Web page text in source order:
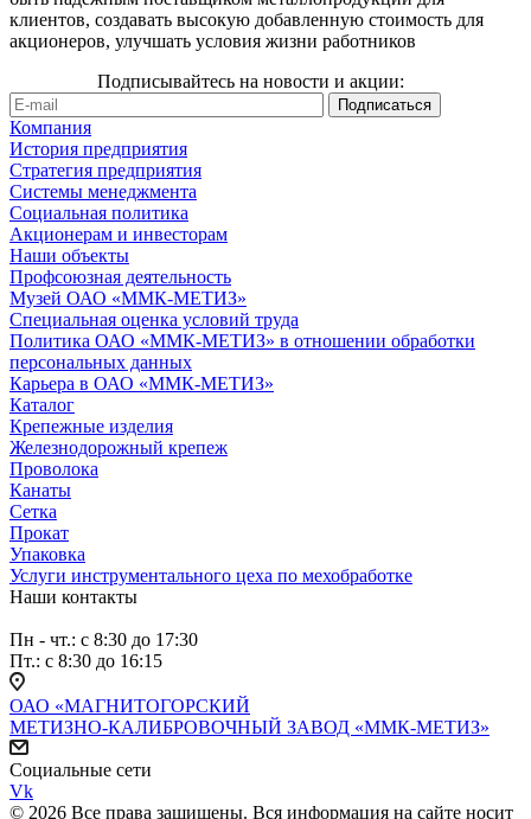
клиентов, создавать высокую добавленную стоимость для
акционеров, улучшать условия жизни работников
Подписывайтесь на новости и акции:
Компания
История предприятия
Стратегия предприятия
Системы менеджмента
Социальная политика
Акционерам и инвесторам
Наши объекты
Профсоюзная деятельность
Музей ОАО «ММК-МЕТИЗ»
Специальная оценка условий труда
Политика ОАО «ММК-МЕТИЗ» в отношении обработки
персональных данных
Карьера в ОАО «ММК-МЕТИЗ»
Каталог
Крепежные изделия
Железнодорожный крепеж
Проволока
Канаты
Сетка
Прокат
Упаковка
Услуги инструментального цеха по мехобработке
Наши контакты
Пн - чт.: с 8:30 до 17:30
Пт.: с 8:30 до 16:15
ОАО «МАГНИТОГОРСКИЙ
МЕТИЗНО-КАЛИБРОВОЧНЫЙ ЗАВОД «ММК-МЕТИЗ»
Социальные сети
Vk
© 2026 Все права защищены. Вся информация на сайте носит